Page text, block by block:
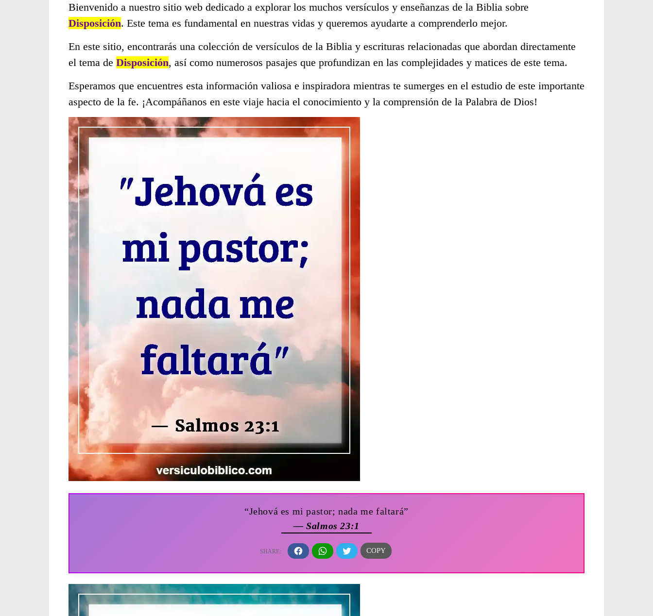
Bienvenido a nuestro sitio web dedicado a explorar los muchos versículos y enseñanzas de la Biblia sobre
Disposición. Este tema es fundamental en nuestras vidas y queremos ayudarte a comprenderlo mejor.
En este sitio, encontrarás una colección de versículos de la Biblia y escrituras relacionadas que abordan directamente
el tema de Disposición, así como numerosos pasajes que profundizan en las complejidades y matices de este tema.
Esperamos que encuentres esta información valiosa e inspiradora mientras te sumerges en el estudio de este importante
aspecto de la fe. ¡Acompáñanos en este viaje hacia el conocimiento y la comprensión de la Palabra de Dios!
“Jehová es mi pastor; nada me faltará”
— Salmos 23:1